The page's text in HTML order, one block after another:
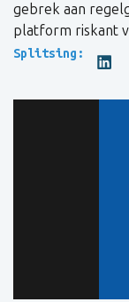
gebrek aan
platform riskant
Splitsing: